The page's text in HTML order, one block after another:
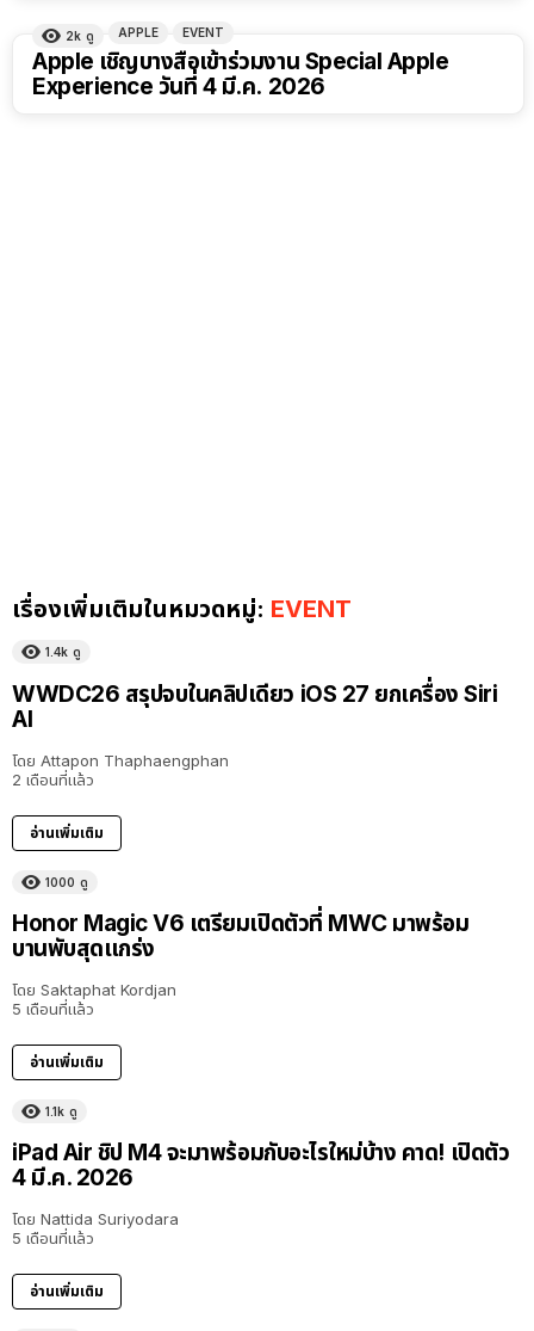
2k ดู APPLE EVENT
Apple เชิญบางสื่อเข้าร่วมงาน Special Apple
Experience วันที่ 4 มี.ค. 2026
เรื่องเพิ่มเติมในหมวดหมู่: EVENT
1.4k ดู
WWDC26 สรุปจบในคลิปเดียว iOS 27 ยกเครื่อง Siri
AI
โดย Attapon Thaphaengphan
2 เดือนที่แล้ว
อ่านเพิ่มเติม
1000 ดู
Honor Magic V6 เตรียมเปิดตัวที่ MWC มาพร้อม
บานพับสุดแกร่ง
โดย Saktaphat Kordjan
5 เดือนที่แล้ว
อ่านเพิ่มเติม
1.1k ดู
iPad Air ชิป M4 จะมาพร้อมกับอะไรใหม่บ้าง คาด! เปิดตัว
4 มี.ค. 2026
โดย Nattida Suriyodara
5 เดือนที่แล้ว
อ่านเพิ่มเติม